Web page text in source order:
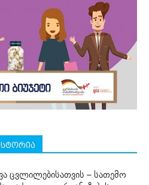
ცვლილებისათვის – სათემო